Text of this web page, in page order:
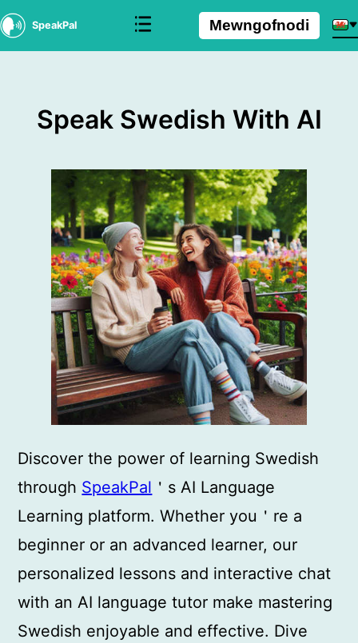
SpeakPal Mewngofnodi
Speak Swedish With AI
Discover the power of learning Swedish
through SpeakPal ＇s AI Language
Learning platform. Whether you＇re a
beginner or an advanced learner, our
personalized lessons and interactive chat
with an AI language tutor make mastering
Swedish enjoyable and effective. Dive